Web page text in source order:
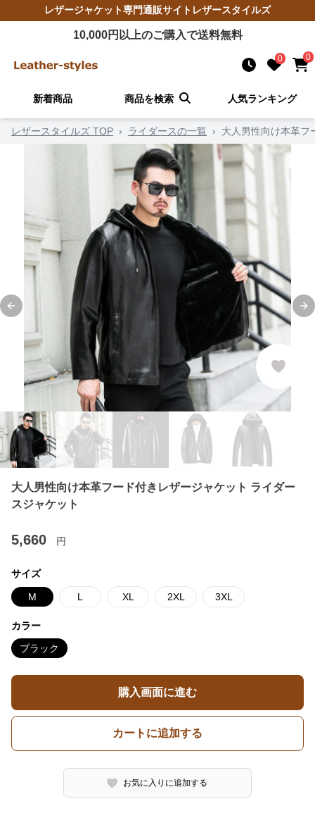
レザージャケット専門通販サイト レザースタイルズ
10,000円以上のご購入で送料無料
0 0
新着商品 商品を検索 人気ランキング
レザースタイルズ TOP › ライダースの一覧 › 大人男性向け本革フ
Previous slide
大人男性向け本革フード付きレザージャケット ライダー
スジャケット
5,660 円
サイズ
M L XL 2XL 3XL
カラー
ブラック
購入画面に進む
カートに追加する
お気に入りに追加する